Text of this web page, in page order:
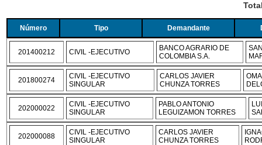
Número Tipo Demandante
201400212 CIVIL -EJECUTIVO
BANCO AGRARIO DE
COLOMBIA S.A.
201800274
CIVIL -EJECUTIVO
SINGULAR
CARLOS JAVIER
CHUNZA TORRES
202000022
CIVIL -EJECUTIVO
SINGULAR
PABLO ANTONIO
LEGUIZAMON TORRES
202000088
CIVIL -EJECUTIVO
SINGULAR
CARLOS JAVIER
CHUNZA TORRES